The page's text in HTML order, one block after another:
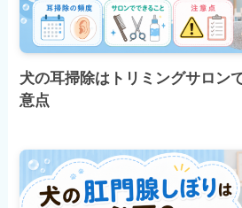
犬の耳掃除はトリミングサロン
意点